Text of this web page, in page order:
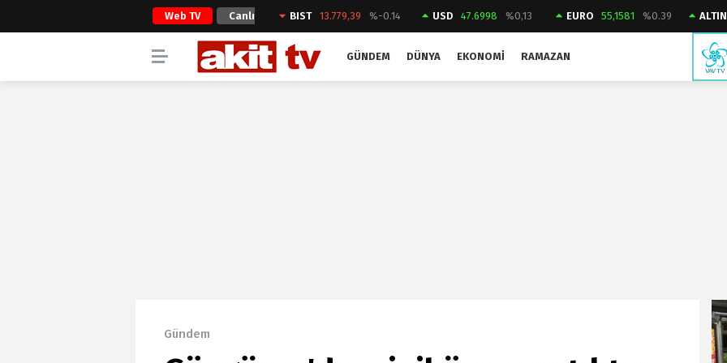
Web TV Canlı
Yayın
BIST 13.779,39 %-0.14 USD 47.6998 %0,13 EURO 55,1581 %0.39 ALTIN
GÜNDEM DÜNYA EKONOMI RAMAZAN
Gündem